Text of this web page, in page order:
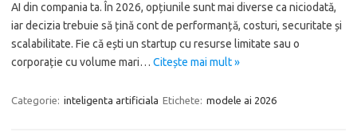
AI din compania ta. În 2026, opțiunile sunt mai diverse ca niciodată,
iar decizia trebuie să țină cont de performanță, costuri, securitate și
scalabilitate. Fie că ești un startup cu resurse limitate sau o
corporație cu volume mari… Citește mai mult »
Categorie: inteligenta artificiala Etichete: modele ai 2026